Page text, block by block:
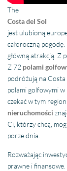
The
Costa del Sol
jest ulubioną
całoroczną
główną atrakcją. Z
Z 72 polami
podróżują na Costa
polami golfowymi w
czekać w tym
nieruchomości
Ci, którzy chcą,
porze dnia.
Rozważając
prawne i